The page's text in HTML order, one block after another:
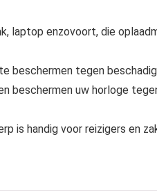
laptop enzovoort, die
beschermen tegen
beschermen uw horloge
is handig voor reizigers en